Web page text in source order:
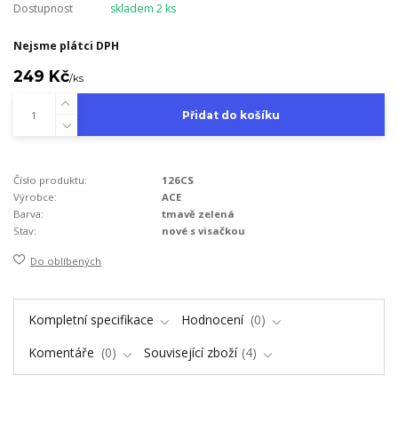
Dostupnost skladem 2 ks
Nejsme plátci DPH
249 Kč/ks
Přidat do košíku
Číslo produktu:
126CS
Výrobce:
ACE
Barva:
tmavě zelená
Stav:
nové s visačkou
Do oblíbených
Kompletní specifikace Hodnocení
0
Komentáře
0 Související zboží 4